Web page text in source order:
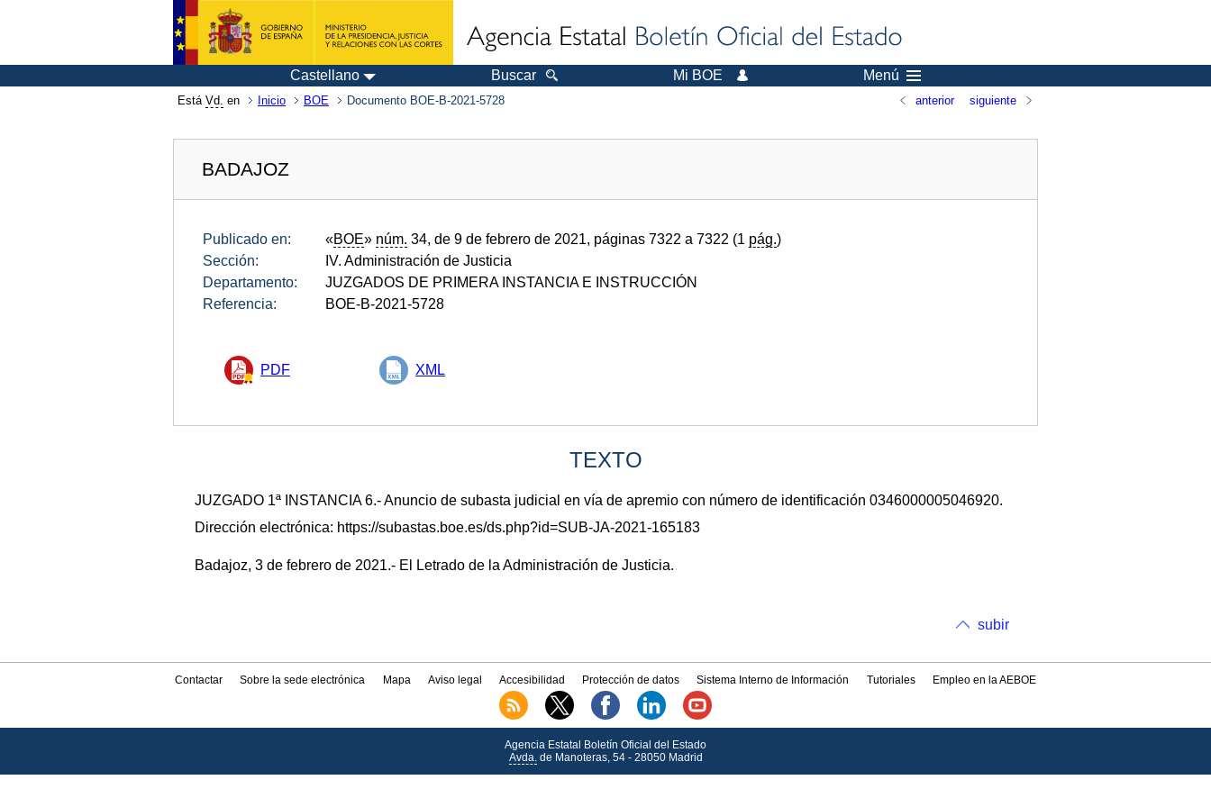
Castellano Buscar Mi BOE Menú
Está Vd. en Inicio BOE Documento BOE-B-2021-5728 anterior siguiente
BADAJOZ
Publicado en: «BOE» núm. 34, de 9 de febrero de 2021, páginas 7322 a 7322 (1 pág.)
Sección:
IV. Administración de Justicia
Departamento:
JUZGADOS DE PRIMERA INSTANCIA E INSTRUCCIÓN
Referencia:
BOE-B-2021-5728
PDF XML
TEXTO
JUZGADO 1ª INSTANCIA 6.- Anuncio de subasta judicial en vía de apremio con número de identificación 0346000005046920.
Dirección electrónica: https://subastas.boe.es/ds.php?id=SUB-JA-2021-165183
Badajoz, 3 de febrero de 2021.- El Letrado de la Administración de Justicia.
subir
Contactar Sobre la sede electrónica Mapa Aviso legal Accesibilidad Protección de datos Sistema Interno de Información Tutoriales Empleo en la AEBOE
Agencia Estatal Boletín Oficial del Estado
Avda.de Manoteras, 54 - 28050 Madrid